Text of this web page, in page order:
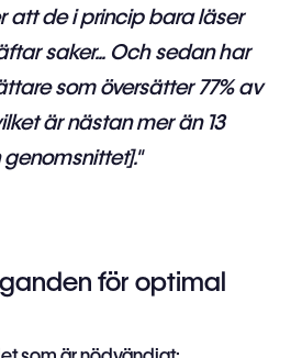
att de i princip bara läser
saker... Och sedan har
som översätter 77% av
är nästan mer än 13
för optimal